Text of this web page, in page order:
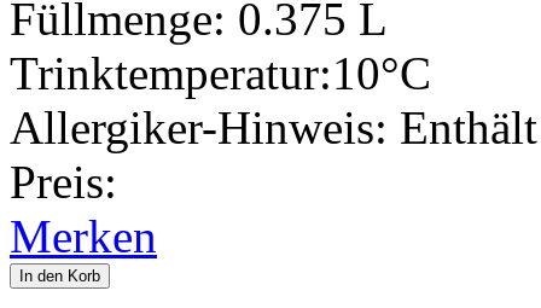
Füllmenge: 0.375 L
Trinktemperatur:10°C
Allergiker-Hinweis:
Preis:
Merken
In den Korb